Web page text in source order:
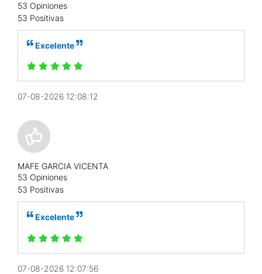
53 Opiniones
53 Positivas
Excelente
07-08-2026 12:08:12
MAFE GARCIA VICENTA
53 Opiniones
53 Positivas
Excelente
07-08-2026 12:07:56